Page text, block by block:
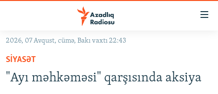
Əsas
qayıt
Əsas
naviqasiyaya
GÜNDƏM
#İZAHLA
KORRUPSIOMETR
2026, 07 Avqust, cümə, Bakı vaxtı 22:43
SIYASƏT
"Ayı məhkəməsi" qarşısında aksiya